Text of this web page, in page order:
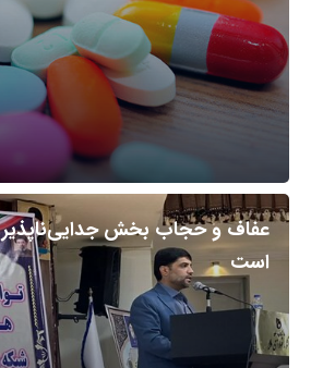
عفاف و حجاب بخش
است